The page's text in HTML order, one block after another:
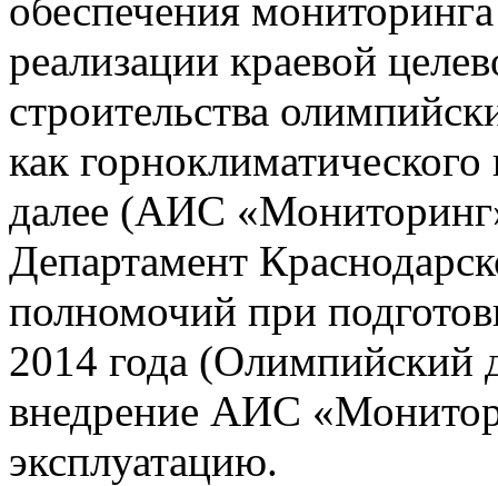
обеспечения
реализации краевой
строительства
как
далее (АИС
Департамент
полномочий при
2014 года (Олимпийский
внедрение АИС
эксплуатацию.